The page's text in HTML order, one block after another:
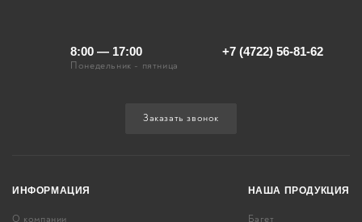
8:00 — 17:00
Понедельник - пятница
+7 (4722) 56-81-62
Заказать звонок
ИНФОРМАЦИЯ
О компании
НАША ПРОДУКЦИЯ
Багет